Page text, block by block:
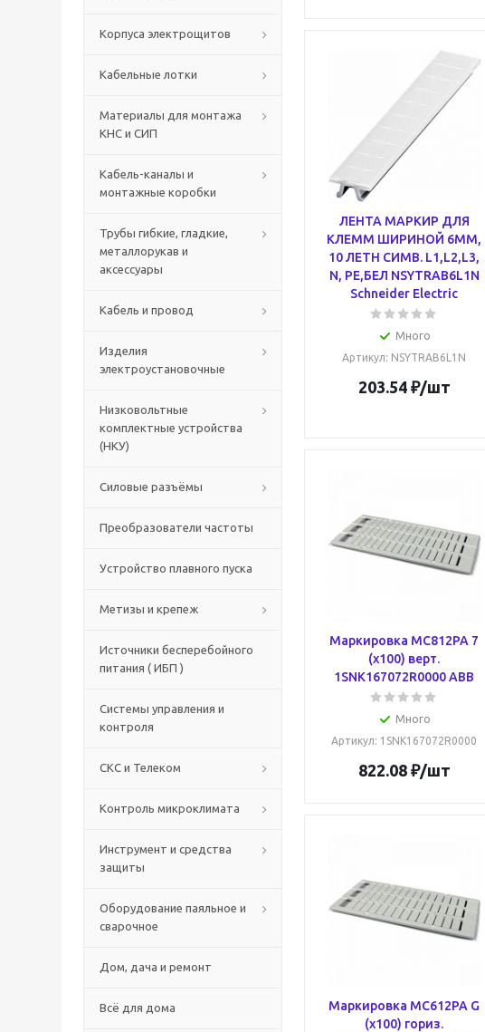
Корпуса электрощитов
Кабельные лотки
Материалы для монтажа
КНС и СИП
Кабель-каналы и
монтажные коробки
Трубы гибкие, гладкие,
металлорукав и
аксессуары
Кабель и провод
Изделия
электроустановочные
Низковольтные
комплектные устройства
(НКУ)
Силовые разъёмы
Преобразователи частоты
Устройство плавного пуска
Метизы и крепеж
Источники бесперебойного
питания ( ИБП )
Системы управления и
контроля
СКС и Телеком
Контроль микроклимата
Инструмент и средства
защиты
Оборудование паяльное и
сварочное
Дом, дача и ремонт
Всё для дома
ЛЕНТА МАРКИР ДЛЯ
КЛЕММ ШИРИНОЙ 6ММ,
10 ЛЕТН СИМВ. L1,L2,L3,
N, PE,БЕЛ NSYTRAB6L1N
Schneider Electric
Много
Артикул: NSYTRAB6L1N
203.54₽/шт
Маркировка MC812PA 7
(x100) верт.
1SNK167072R0000 ABB
Много
Артикул: 1SNK167072R0000
822.08₽/шт
Маркировка MC612PA G
(x100) гориз.